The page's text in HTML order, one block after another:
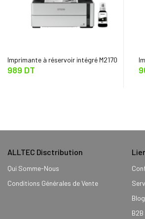
Imprimante à réservoir intégré M2170
Monochrome Multifonction avec WIFI
989 DT
ALLTEC Disctribution
Qui Somme-Nous
Conditions Générales de Vente
Blog
B2B